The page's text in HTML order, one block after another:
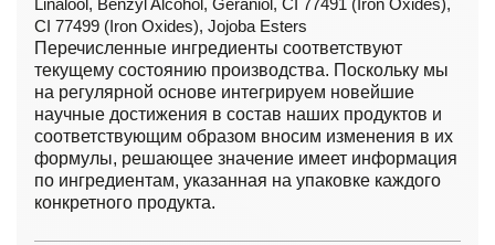
Linalool, Benzyl Alcohol, Geraniol, CI 77491 (Iron Oxides),
CI 77499 (Iron Oxides), Jojoba Esters
Перечисленные ингредиенты соответствуют
текущему состоянию производства. Поскольку мы
на регулярной основе интегрируем новейшие
научные достижения в состав наших продуктов и
соответствующим образом вносим изменения в их
формулы, решающее значение имеет информация
по ингредиентам, указанная на упаковке каждого
конкретного продукта.